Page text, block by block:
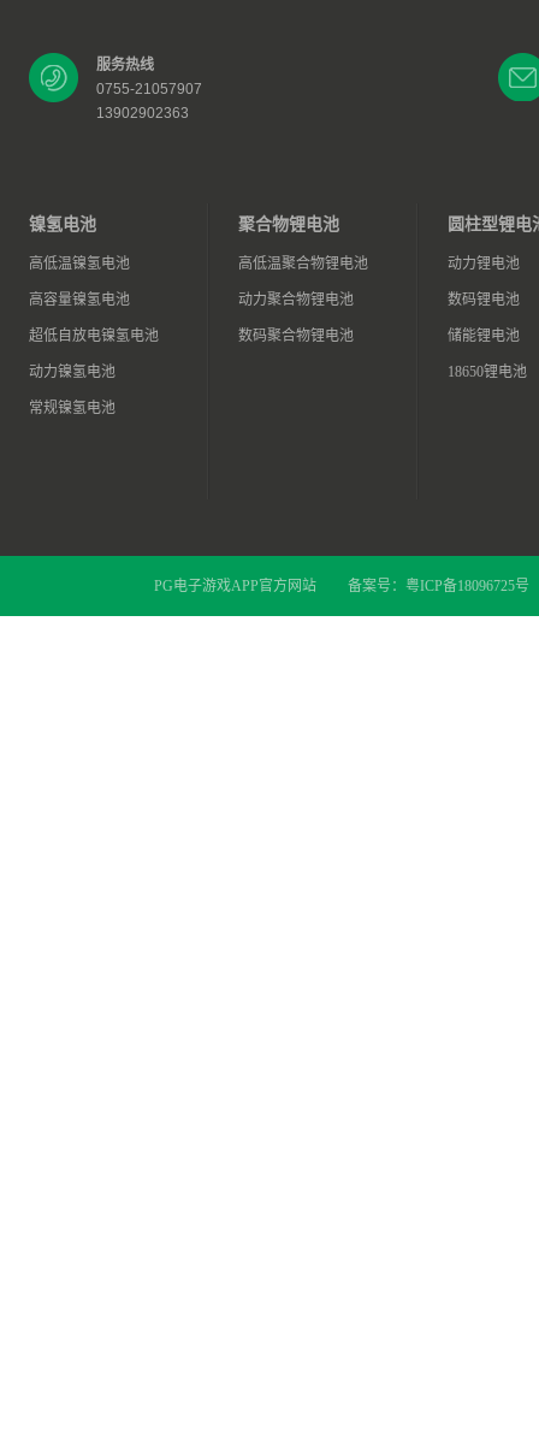
服务热线
0755-21057907
13902902363
镍氢电池
高低温镍氢电池
高容量镍氢电池
超低自放电镍氢电池
动力镍氢电池
常规镍氢电池
聚合物锂电池
高低温聚合物锂电池
动力聚合物锂电池
数码聚合物锂电池
圆柱型锂电
动力锂电池
数码锂电池
储能锂电池
18650锂电池
PG电子游戏APP官方网站 备案号： 粤ICP备18096725号